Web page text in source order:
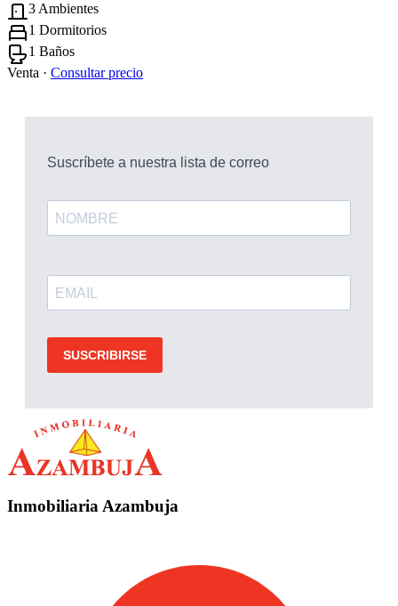
3 Ambientes
1 Dormitorios
1 Baños
Venta · Consultar precio
Inmobiliaria Azambuja